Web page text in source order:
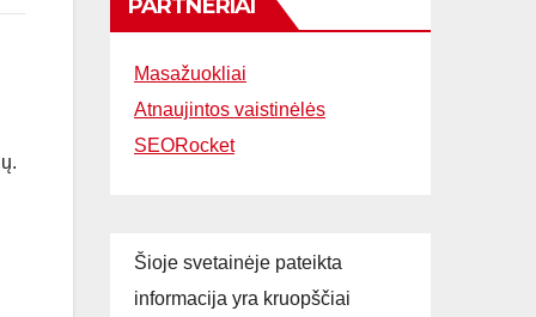
PARTNERIAI
Masažuokliai
Atnaujintos vaistinėlės
SEORocket
Šioje svetainėje pateikta
informacija yra kruopščiai